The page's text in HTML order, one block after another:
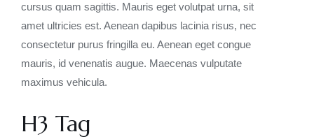
cursus quam sagittis. Mauris eget volutpat urna, sit
amet ultricies est. Aenean dapibus lacinia risus, nec
consectetur purus fringilla eu. Aenean eget congue
mauris, id venenatis augue. Maecenas vulputate
maximus vehicula.
H3 Tag